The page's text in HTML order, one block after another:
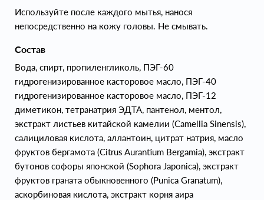
Используйте после каждого мытья, нанося
непосредственно на кожу головы. Не смывать.
Состав
Вода, спирт, пропиленгликоль, ПЭГ-60
гидрогенизированное касторовое масло, ПЭГ-40
гидрогенизированное касторовое масло, ПЭГ-12
диметикон, тетранатрия ЭДТА, пантенол, ментол,
экстракт листьев китайской камелии (Camellia Sinensis),
салициловая кислота, аллантоин, цитрат натрия, масло
фруктов бергамота (Citrus Aurantium Bergamia), экстракт
бутонов софоры японской (Sophora Japonica), экстракт
фруктов граната обыкновенного (Punica Granatum),
аскорбиновая кислота, экстракт корня аира